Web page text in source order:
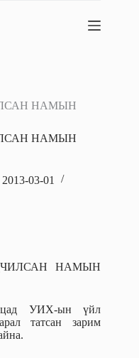
НАМЫН
НАМЫН
2013-03-01
НАМЫН
УИХ-ын үйл
татсан зарим